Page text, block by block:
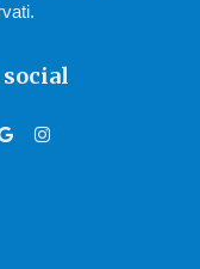
social